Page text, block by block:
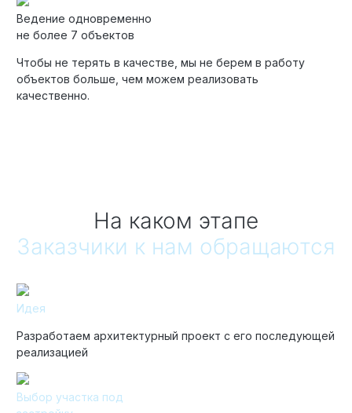
Ведение одновременно
не более 7 объектов
Чтобы не терять в качестве, мы не берем в работу
объектов больше, чем можем реализовать
качественно.
На каком этапе
Заказчики к нам обращаются
Идея
Разработаем архитектурный проект с его последующей
реализацией
Выбор участка под